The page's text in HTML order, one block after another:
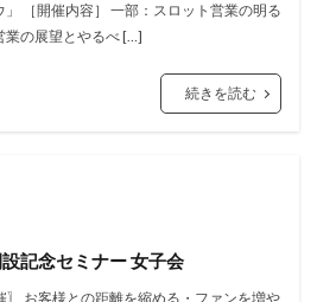
」 ［開催内容］ 一部：スロット営業の明る
業の展望とやるべ […]
続きを読む
記念セミナー 女子会
お客様との距離を縮める・ファンを増や